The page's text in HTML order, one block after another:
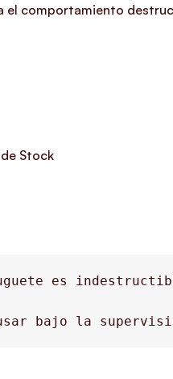
el comportamiento
Stock
es
bajo la